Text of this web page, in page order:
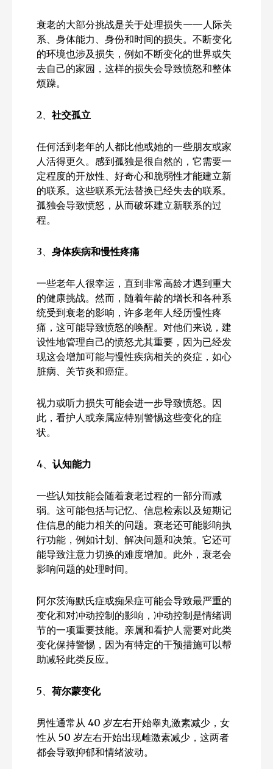
衰老的大部分挑战是关于处理损失——人际关
系、身体能力、身份和时间的损失。不断变化
的环境也涉及损失，例如不断变化的世界或失
去自己的家园，这样的损失会导致愤怒和整体
烦躁。
2、 社交孤立
任何活到老年的人都比他或她的一些朋友或家
人活得更久。感到孤独是很自然的，它需要一
定程度的开放性、好奇心和脆弱性才能建立新
的联系。这些联系无法替换已经失去的联系。
孤独会导致愤怒，从而破坏建立新联系的过
程。
3、 身体疾病和慢性疼痛
一些老年人很幸运，直到非常高龄才遇到重大
的健康挑战。然而，随着年龄的增长和各种系
统受到衰老的影响，许多老年人经历慢性疼
痛，这可能导致愤怒的唤醒。对他们来说，建
设性地管理自己的愤怒尤其重要，因为已经发
现这会增加可能与慢性疾病相关的炎症，如心
脏病、关节炎和癌症。
视力或听力损失可能会进一步导致愤怒。因
此，看护人或亲属应特别警惕这些变化的症
状。
4、 认知能力
一些认知技能会随着衰老过程的一部分而减
弱。这可能包括与记忆、信息检索以及短期记
住信息的能力相关的问题。衰老还可能影响执
行功能，例如计划、解决问题和决策。它还可
能导致注意力切换的难度增加。此外，衰老会
影响问题的处理时间。
阿尔茨海默氏症或痴呆症可能会导致最严重的
变化和对冲动控制的影响，冲动控制是情绪调
节的一项重要技能。亲属和看护人需要对此类
变化保持警惕，因为有特定的干预措施可以帮
助减轻此类反应。
5、 荷尔蒙变化
男性通常从 40 岁左右开始睾丸激素减少，女
性从 50 岁左右开始出现雌激素减少，这两者
都会导致抑郁和情绪波动。